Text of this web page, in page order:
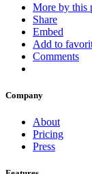
More by this
Share
Embed
Add to
Comments
Company
About
Pricing
Press